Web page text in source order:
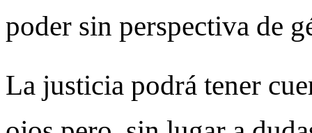
poder sin perspectiva de
La justicia podrá tener